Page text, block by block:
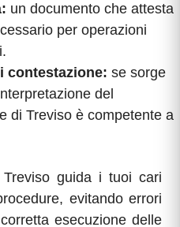
un documento che attesta
per operazioni
contestazione: se sorge
del
di Treviso è competente a
guida i tuoi cari
evitando errori
esecuzione delle